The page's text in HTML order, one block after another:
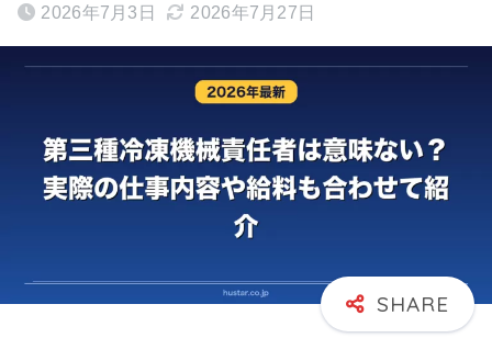
2026年7月3日 2026年7月27日